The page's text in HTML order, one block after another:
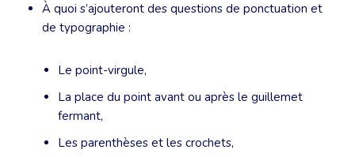
À quoi s’ajouteront des questions de ponctuation et
de typographie :
Le point-virgule,
La place du point avant ou après le guillemet
fermant,
Les parenthèses et les crochets,